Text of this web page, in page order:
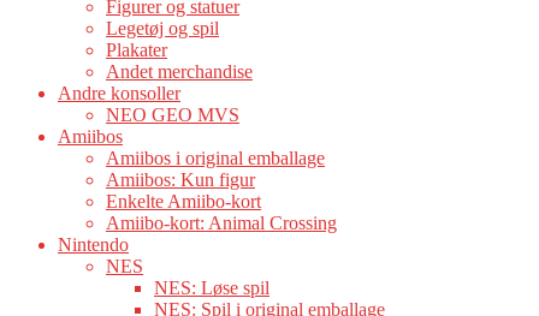
Figurer og statuer
Legetøj og spil
Plakater
Andet merchandise
Andre konsoller
NEO GEO MVS
Amiibos
Amiibos i original emballage
Amiibos: Kun figur
Enkelte Amiibo-kort
Amiibo-kort: Animal Crossing
Nintendo
NES
NES: Løse spil
NES: Spil i original emballage